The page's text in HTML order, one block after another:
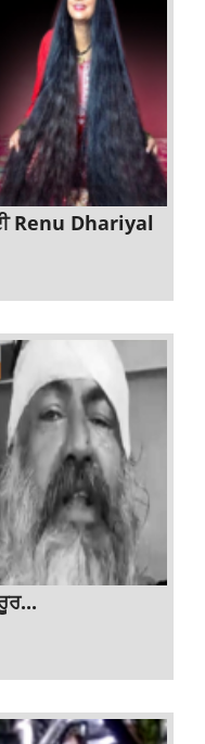
Renu Dhariyal